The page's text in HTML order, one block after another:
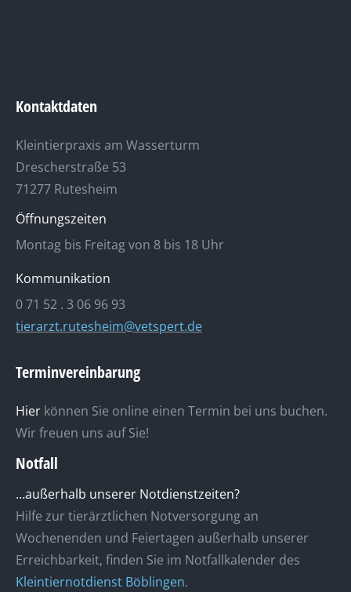
Kontaktdaten
Kleintierpraxis am Wasserturm
Drescherstraße 53
71277 Rutesheim
Öffnungszeiten
Montag bis Freitag von 8 bis 18 Uhr
Kommunikation
0 71 52 . 3 06 96 93
tierarzt.rutesheim@vetspert.de
Terminvereinbarung
Hier können Sie online einen Termin bei uns buchen.
Wir freuen uns auf Sie!
Notfall
…außerhalb unserer Notdienstzeiten?
Hilfe zur tierärztlichen Notversorgung an
Wochenenden und Feiertagen außerhalb unserer
Erreichbarkeit, finden Sie im Notfallkalender des
Kleintiernotdienst Böblingen.